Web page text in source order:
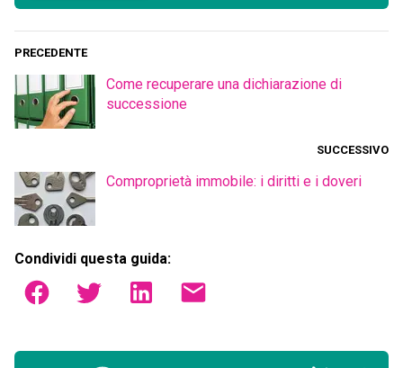
PRECEDENTE
Come recuperare una dichiarazione di
successione
SUCCESSIVO
Comproprietà immobile: i diritti e i doveri
Condividi questa guida: